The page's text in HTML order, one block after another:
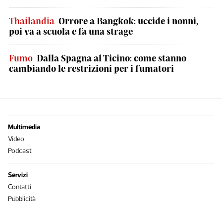
Thailandia Orrore a Bangkok: uccide i nonni,
poi va a scuola e fa una strage
Fumo Dalla Spagna al Ticino: come stanno
cambiando le restrizioni per i fumatori
Multimedia
Video
Podcast
Servizi
Contatti
Pubblicità